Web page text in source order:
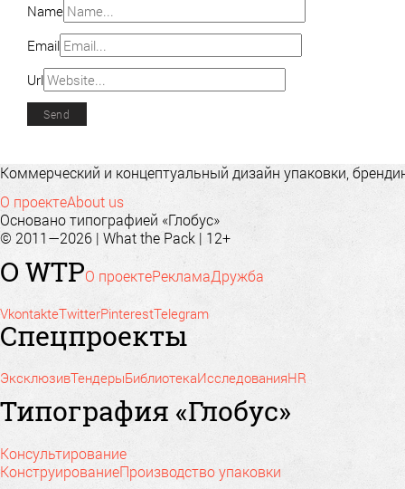
Name
Email
Url
Коммерческий и концептуальный дизайн упаковки,
О проектеAbout us
Основано типографией «Глобус»
© 2011—2026 | What the Pack | 12+
О WTPО проектеРекламаДружба
VkontakteTwitterPinterestTelegram
Спецпроекты
ЭксклюзивТендерыБиблиотекаИсследованияHR
Типография «Глобус»
Консультирование
КонструированиеПроизводство упаковки